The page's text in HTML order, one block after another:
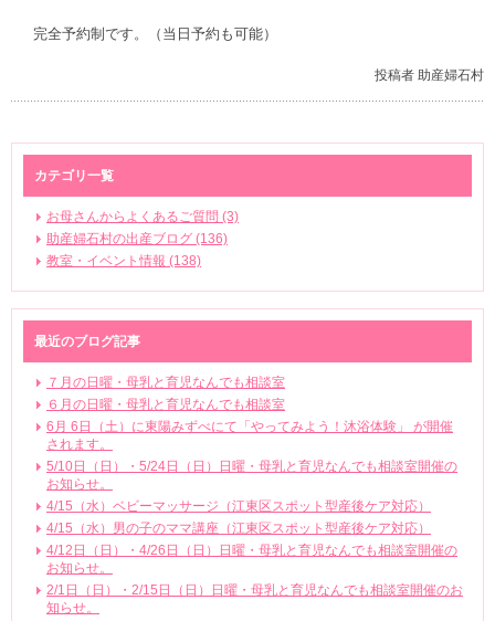
完全予約制です。（当日予約も可能）
投稿者 助産婦石村
カテゴリ一覧
お母さんからよくあるご質問 (3)
助産婦石村の出産ブログ (136)
教室・イベント情報 (138)
最近のブログ記事
７月の日曜・母乳と育児なんでも相談室
６月の日曜・母乳と育児なんでも相談室
6月 6日（土）に東陽みずべにて「やってみよう！沐浴体験」 が開催
されます。
5/10日（日）・5/24日（日）日曜・母乳と育児なんでも相談室開催の
お知らせ。
4/15（水）ベビーマッサージ（江東区スポット型産後ケア対応）
4/15（水）男の子のママ講座（江東区スポット型産後ケア対応）
4/12日（日）・4/26日（日）日曜・母乳と育児なんでも相談室開催の
お知らせ。
2/1日（日）・2/15日（日）日曜・母乳と育児なんでも相談室開催のお
知らせ。